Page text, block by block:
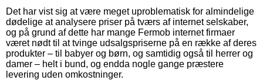
Det har vist sig at være meget uproblematisk for almindelige
dødelige at analysere priser på tværs af internet selskaber,
og på grund af dette har mange Fermob internet firmaer
været nødt til at tvinge udsalgspriserne på en række af deres
produkter – til babyer og børn, og samtidig også til herrer og
damer – helt i bund, og endda nogle gange præstere
levering uden omkostninger.